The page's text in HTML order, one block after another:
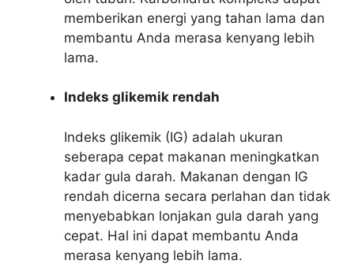
memberikan energi yang tahan lama dan
membantu Anda merasa kenyang lebih
lama.
Indeks glikemik rendah
Indeks glikemik (IG) adalah ukuran
seberapa cepat makanan meningkatkan
kadar gula darah. Makanan dengan IG
rendah dicerna secara perlahan dan tidak
menyebabkan lonjakan gula darah yang
cepat. Hal ini dapat membantu Anda
merasa kenyang lebih lama.